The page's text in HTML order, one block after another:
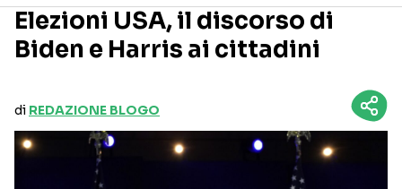
Seguici sui social
Elezioni USA, il discorso di
Biden e Harris ai cittadini
di REDAZIONE BLOGO